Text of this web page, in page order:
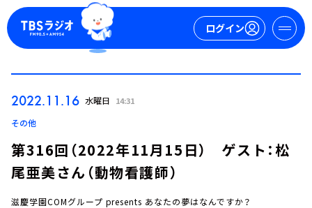
ログイン
2022.11.16 水曜日 14:31
その他
第316回（2022年11月15日） ゲスト：松
尾亜美さん（動物看護師）
滋慶学園COMグループ presents あなたの夢はなんですか？